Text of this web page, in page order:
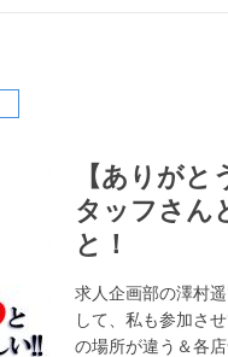
【ありがと
タッフさん
と！
求人企画部の澤村
して、私も参加さ
の場所が違う＆各